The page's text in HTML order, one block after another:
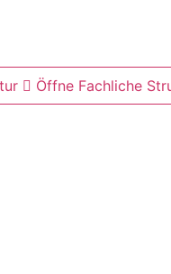
Öffne Fachliche